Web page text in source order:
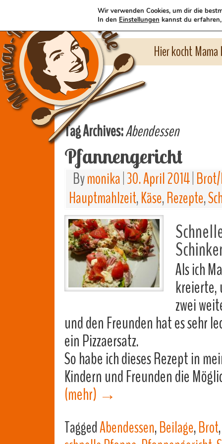
Hier kocht
Tag Archives:Abendessen
Pfannengericht
Bymonika 30. April 2014
Hauptmahlzeit,Käse,Rezepte,
Als ich
kreierte,
zwei
und den Freunden hat es sehr
ein Pizzaersatz.
So habe ich dieses Rezept in
Kindern und Freunden die
(mehr) →
TaggedAbendessen,Beilage,Brot
Wir verwenden Cookies, um dir die
In den Einstellungen kannst du